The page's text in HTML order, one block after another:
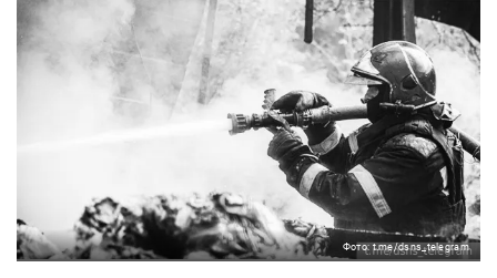
Фото: t.me/dsns_telegram